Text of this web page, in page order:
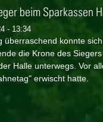
beim Sparkassen
- 13:34
überraschend konnte
die Krone des
Halle unterwegs. Vor
erwischt hatte.